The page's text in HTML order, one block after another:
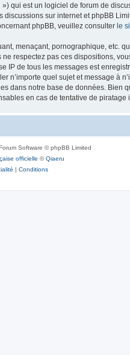
qui est un logiciel de forum de
sur internet et phpBB
phpBB, veuillez consulter le
menaçant, pornographique, etc.
respectez pas ces dispositions,
IP de tous les messages est
quel sujet et message à
dans notre base de données. Bien
en cas de tentative de
Software © phpBB Limited
officielle ©Qiaeru
| Conditions